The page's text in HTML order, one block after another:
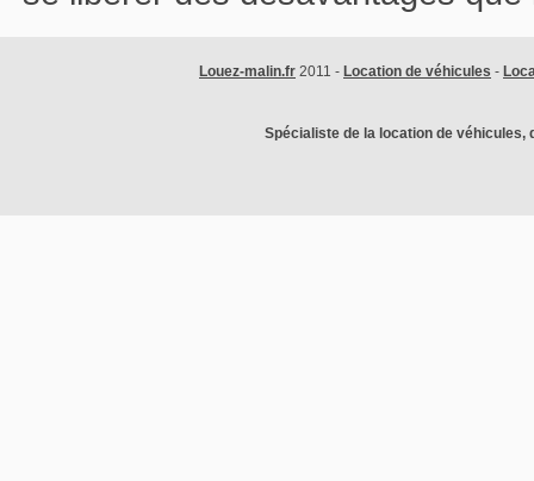
Louez-malin.fr 2011 - Location de véhicules -
Spécialiste de la location de véhicules,